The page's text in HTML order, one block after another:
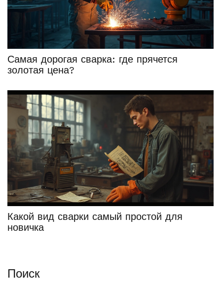
Самая дорогая сварка: где прячется
золотая цена?
Какой вид сварки самый простой для
новичка
Поиск